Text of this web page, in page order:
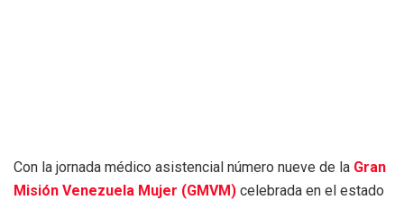
Con la jornada médico asistencial número nueve de la Gran
Misión Venezuela Mujer (GMVM) celebrada en el estado